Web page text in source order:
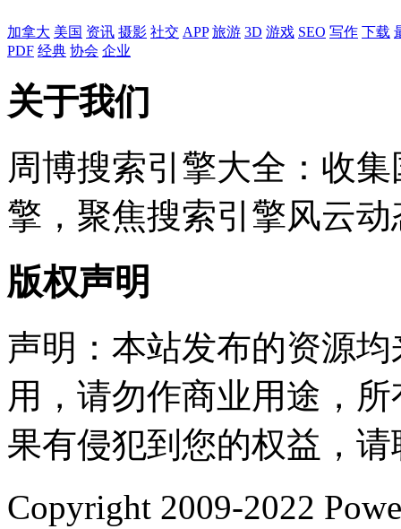
加拿大 美国 资讯 摄影 社交 APP 旅游 3D 游戏 SEO 写作 下载
PDF 经典 协会 企业
关于我们
周博搜索引擎大全：收
擎，聚焦搜索引擎风云动
版权声明
声明：本站发布的资源
用，请勿作商业用途，
果有侵犯到您的权益，
Copyright 2009-2022